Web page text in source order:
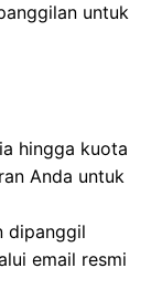
untuk
hingga kuota
Anda untuk
dipanggil
email resmi